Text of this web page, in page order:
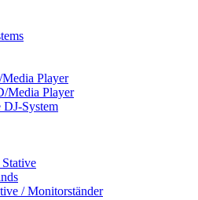
Player
Media Player
System
/ Monitorständer